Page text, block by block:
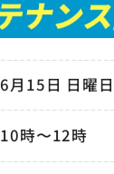
6月15日 日曜日
10時〜12時